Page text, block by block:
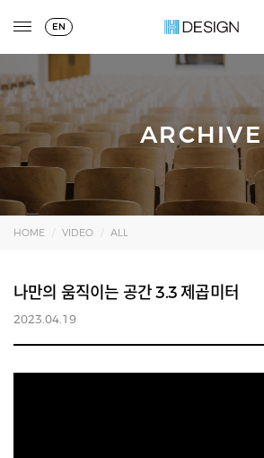
EN
ARCHIVE
HOME VIDEO ALL
나만의 움직이는 공간 3.3 제곱미터
2023.04.19